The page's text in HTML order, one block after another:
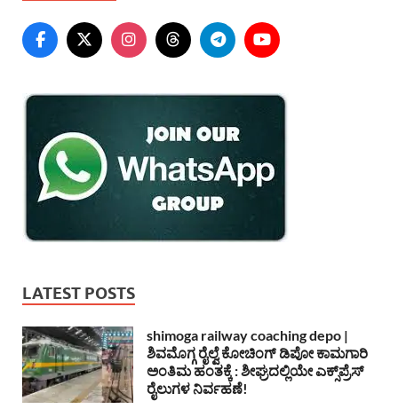
LATEST POSTS
shimoga railway coaching depo |
ಶಿವಮೊಗ್ಗ ರೈಲ್ವೆ ಕೋಚಿಂಗ್ ಡಿಪೋ ಕಾಮಗಾರಿ
ಅಂತಿಮ ಹಂತಕ್ಕೆ : ಶೀಘ್ರದಲ್ಲಿಯೇ ಎಕ್ಸ್‌ಪ್ರೆಸ್
ರೈಲುಗಳ ನಿರ್ವಹಣೆ!